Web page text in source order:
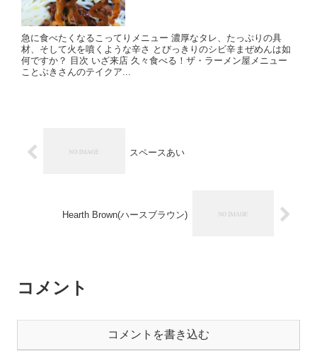
急に食べたくなるこってりメニュー 濃厚なタレ、たっぷりの具
材、そして火を噴くような辛さ とびっきりのシビ辛まぜめんは如
何ですか？ 目次 いざ来店 久々食べる！ザ・ラーメン屋メニュー
ことぶきさんのテイクア...
スペースあい
Hearth Brown(ハースブラウン)
コメント
コメントを書き込む